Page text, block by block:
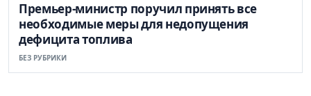
Премьер-министр поручил принять все
необходимые меры для недопущения
дефицита топлива
БЕЗ РУБРИКИ